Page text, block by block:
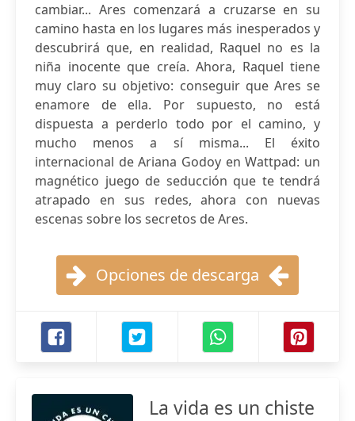
cambiar... Ares comenzará a cruzarse en su
camino hasta en los lugares más inesperados y
descubrirá que, en realidad, Raquel no es la
niña inocente que creía. Ahora, Raquel tiene
muy claro su objetivo: conseguir que Ares se
enamore de ella. Por supuesto, no está
dispuesta a perderlo todo por el camino, y
mucho menos a sí misma... El éxito
internacional de Ariana Godoy en Wattpad: un
magnético juego de seducción que te tendrá
atrapado en sus redes, ahora con nuevas
escenas sobre los secretos de Ares.
Opciones de descarga
La vida es un chiste